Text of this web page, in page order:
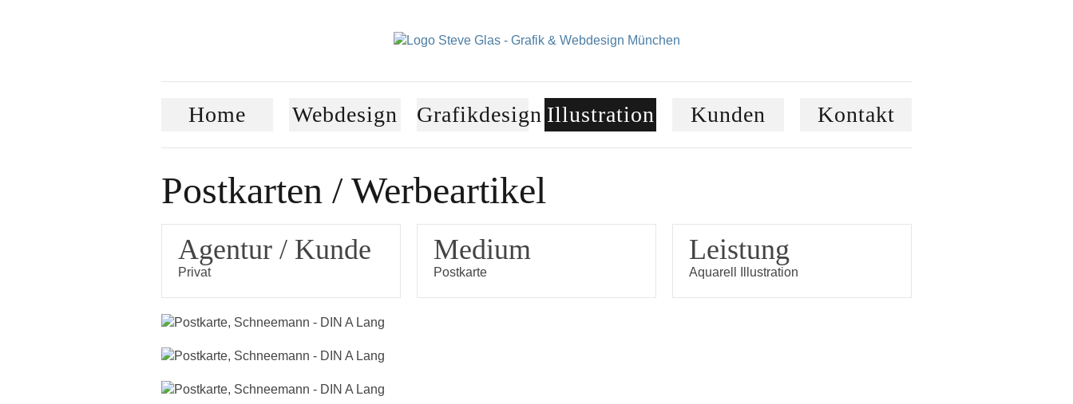
Navigation
überspringen
Home Webdesign Grafikdesign Illustration Kunden Kontakt
Postkarten / Werbeartikel
Agentur / Kunde
Privat
Medium
Postkarte
Leistung
Aquarell Illustration